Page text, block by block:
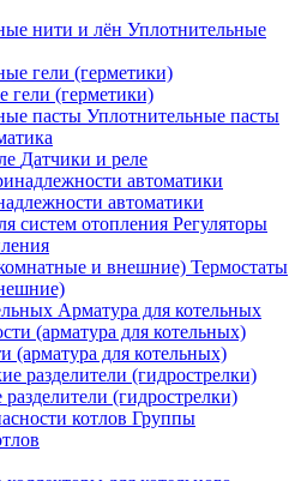
Уплотнительные
гели (герметики)
Уплотнительные пасты
Датчики и реле
автоматики
Регуляторы
Термостаты
Арматура для котельных
(арматура для котельных)
(гидрострелки)
Группы